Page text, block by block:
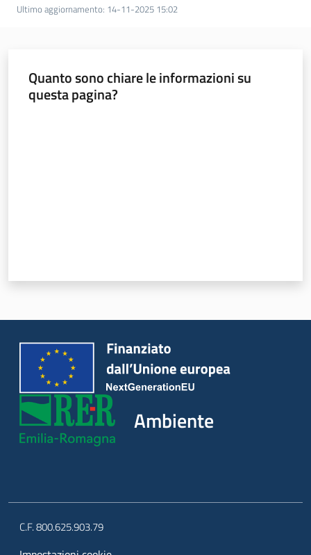
Seguici
Servizi
Leggi Atti Bandi
Piani Programmi
Ultimo aggiornamento: 14-11-2025 15:02
Quanto sono chiare le informazioni su
questa pagina?
Ambiente
C.F. 800.625.903.79